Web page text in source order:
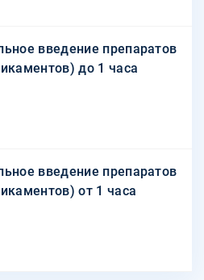
введение препаратов
до 1 часа
введение препаратов
от 1 часа